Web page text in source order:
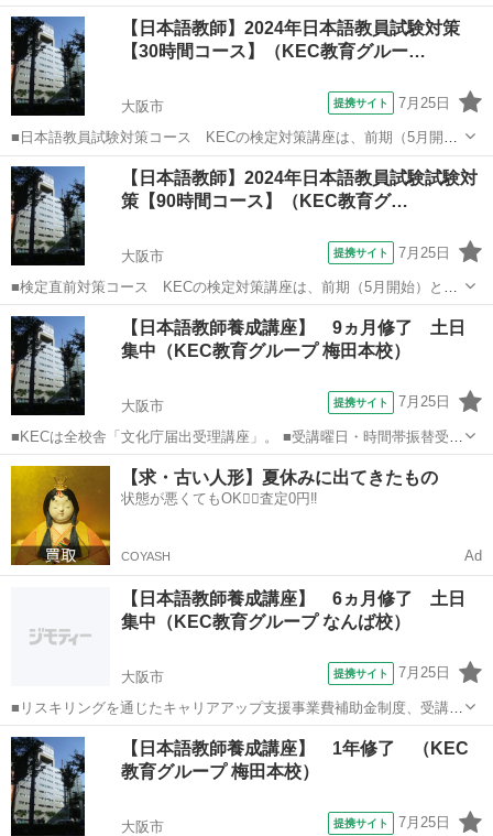
講、校舎間振替受講、休学制度、動画視聴（基礎理論）と資格への万
全なフォロー体制。 ■3年間無料再履修システム：入学から3年以内は
何度でも無料で再履修が可能（基...
大阪 枚方市 その他
【日本語教師】2024年日本語教員試験対策
【30時間コース】（KEC教育グルー…
大阪市 提携サイト 7月25日
■日本語教員試験対策コース KECの検定対策講座は、前期（5月開
始）と後期（8月開始）の2種類の時期があり、前期には、■水曜30時
間コースと■日曜30時間コースの2コース■前期60時間と後期30時間を
加えた90時間コースも選...
大阪 大阪市 その他
【日本語教師】2024年日本語教員試験試験対
策【90時間コース】（KEC教育グ…
大阪市 提携サイト 7月25日
■検定直前対策コース KECの検定対策講座は、前期（5月開始）と後
期（7月開始）の2種類の時期があり、前期には、■水曜30時間コース
と■日曜30時間コースの2コース■前期60時間と後期（検定直前対策コ
ース）30時間を加えた9...
大阪 大阪市 その他
【日本語教師養成講座】 9ヵ月修了 土日
集中（KEC教育グループ 梅田本校）
大阪市 提携サイト 7月25日
■KECは全校舎「文化庁届出受理講座」。 ■受講曜日・時間帯振替受
講、校舎間振替受講、休学制度、動画視聴（基礎理論）と資格への万
全なフォロー体制。 ■3年間無料再履修システム：入学から3年以内は
何度でも無料で再履修が可能（基...
大阪 大阪市 その他
【求・古い人形】夏休みに出てきたもの
状態が悪くてもOK🙆‍♀️査定0円‼️
COYASH Ad
【日本語教師養成講座】 6ヵ月修了 土日
集中（KEC教育グループ なんば校）
大阪市 提携サイト 7月25日
■リスキリングを通じたキャリアアップ支援事業費補助金制度、受講費
用の最大70％還付（要件有、詳細はお尋ねください ■KECは全校舎
「文化庁届出受理講座」。 ■受講曜日・時間帯振替受講、校舎間振替
受講、休学制度、動画視聴（基礎...
大阪 大阪市 その他
【日本語教師養成講座】 1年修了 （KEC
教育グループ 梅田本校）
大阪市 提携サイト 7月25日